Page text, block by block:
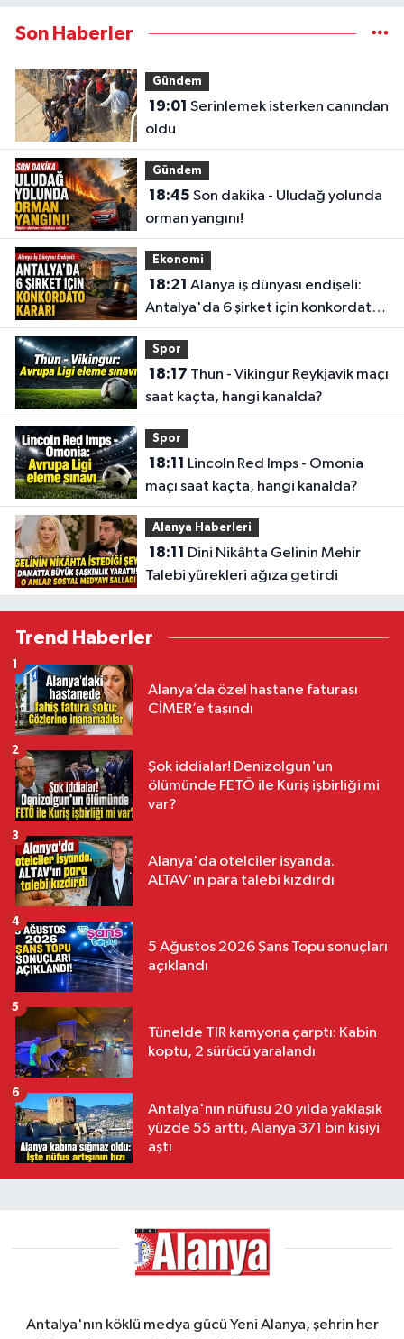
Son Haberler
Gündem
19:01
oldu
Gündem
18:45
orman yangını!
Ekonomi
18:21
Antalya'da 6 şirket için konkordato
kararı
Spor
18:17
saat kaçta, hangi kanalda?
Spor
18:11
maçı saat kaçta, hangi kanalda?
Alanya Haberleri
18:11
Talebi yürekleri ağıza getirdi
Trend Haberler
Alanya’da özel hastane faturası
CİMER’e taşındı
1
Şok iddialar! Denizolgun'un
ölümünde FETÖ ile Kuriş işbirliği mi
var?
2
Alanya'da otelciler isyanda.
ALTAV'ın para talebi kızdırdı
3
5 Ağustos 2026 Şans Topu sonuçları
açıklandı
4
Tünelde TIR kamyona çarptı: Kabin
koptu, 2 sürücü yaralandı
5
Antalya'nın nüfusu 20 yılda yaklaşık
yüzde 55 arttı, Alanya 371 bin kişiyi
aştı
6
Antalya'nın köklü medya gücü Yeni Alanya, şehrin her